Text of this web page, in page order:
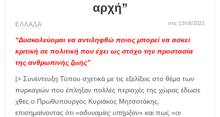
αρχή”
ΕΛΛΑΔΑ στις 13/08/2021
“Δυσκολεύομαι να αντιληφθώ ποιος μπορεί να ασκεί
κριτική σε πολιτική που έχει ως στόχο την προστασία
της ανθρωπινής ζωής”
|> Συνέντευξη Τύπου σχετικά με τις εξελίξεις στο θέμα των
πυρκαγιών που έπληξαν πολλές περιοχές της χώρας έδωσε
χθες ο Πρωθυπουργός Κυριάκος Μητσοτάκης,
επισημαίνοντας ότι «αδυναμίες υπήρξαν» και πως «οι